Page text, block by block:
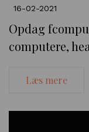
16-02-2021
Opdag
computere,
Læs mere